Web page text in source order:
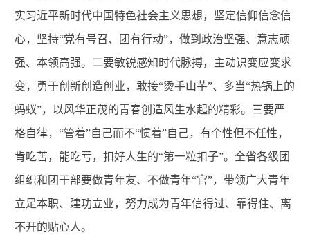
实习近平新时代中国特色社会主义思想，坚定信仰信念信
心，坚持“党有号召、团有行动”，做到政治坚强、意志顽
强、本领高强。二要敏锐感知时代脉搏，主动识变应变求
变，勇于创新创造创业，敢接“烫手山芋”、多当“热锅上的
蚂蚁”，以风华正茂的青春创造风生水起的精彩。三要严
格自律， “管着”自己而不“惯着”自己，有个性但不任性，
肯吃苦，能吃亏，扣好人生的“第一粒扣子”。全省各级团
组织和团干部要做青年友、不做青年“官”，带领广大青年
立足本职、建功立业，努力成为青年信得过、靠得住、离
不开的贴心人。